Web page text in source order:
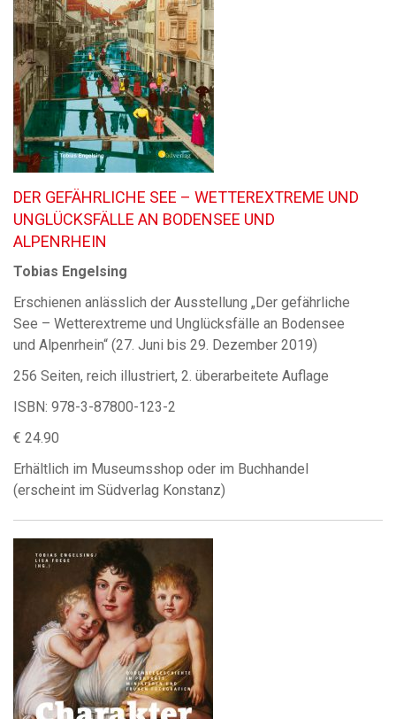
DER GEFÄHRLICHE SEE – WETTEREXTREME UND
UNGLÜCKSFÄLLE AN BODENSEE UND
ALPENRHEIN
Tobias Engelsing
Erschienen anlässlich der Ausstellung „Der gefährliche
See – Wetterextreme und Unglücksfälle an Bodensee
und Alpenrhein“ (27. Juni bis 29. Dezember 2019)
256 Seiten, reich illustriert, 2. überarbeitete Auflage
ISBN: 978-3-87800-123-2
€ 24.90
Erhältlich im Museumsshop oder im Buchhandel
(erscheint im Südverlag Konstanz)